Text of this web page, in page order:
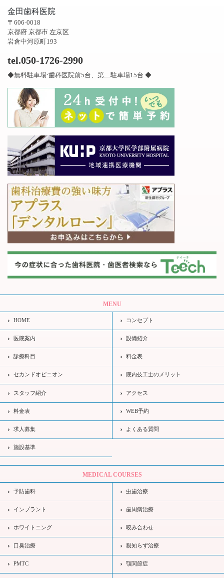
金田歯科医院
〒606-0018
京都府 京都市 左京区
岩倉中河原町193
tel.050-1726-2990
◆無料駐車場:歯科医院前5台、第二駐車場15台 ◆
MENU
HOME コンセプト
医院案内 設備紹介
診療科目 料金表
セカンドオピニオン 院内技工士のメリット
スタッフ紹介 アクセス
料金表 WEB予約
求人募集 よくある質問
施設基準
MEDICAL COURSES
予防歯科 虫歯治療
インプラント 歯周病治療
ホワイトニング 咬み合わせ
口臭治療 親知らず治療
PMTC 顎関節症